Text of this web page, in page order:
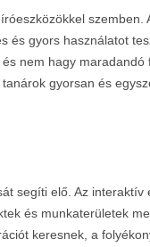
szemben.
és gyors használatot
nem hagy maradandó
gyorsan és
segíti elő. Az interaktív
és munkaterületek
keresnek, a